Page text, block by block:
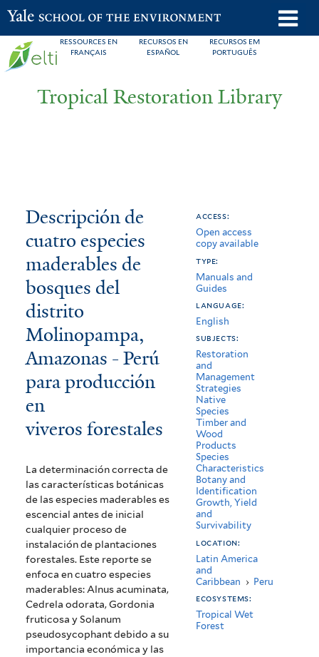
Skip
to
main
RESSOURCES EN
FRANÇAIS
RECURSOS EN
ESPAÑOL
RECURSOS EM
PORTUGUÊS
Yale School of the Environment
Tropical Restoration Library
You
are
here
Descripción
de
cuatro
especies
maderables
de
bosques
del
distrito
Molinopampa,
Amazonas
-
Perú
para
producción
en
viveros
forestales
Descripción de
cuatro especies
maderables de
bosques del
distrito
Molinopampa,
Amazonas - Perú
para producción
en
viveros forestales
La determinación correcta de
las características botánicas
de las especies maderables es
escencial antes de inicial
cualquier proceso de
instalación de plantaciones
forestales. Este reporte se
enfoca en cuatro especies
maderables: Alnus acuminata,
Cedrela odorata, Gordonia
fruticosa y Solanum
pseudosycophant debido a su
importancia económica y las
access:
Open access
copy available
type:
Manuals and
Guides
language:
English
subjects:
Restoration
and
Management
Strategies
Native
Species
Timber and
Wood
Products
Species
Characteristics
Botany and
Identification
Growth, Yield
and
Survivability
location:
Latin America
and
Caribbean › Peru
ecosystems:
Tropical Wet
Forest